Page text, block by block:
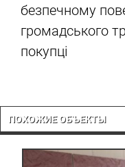
безпечному
громадського
покупці
ПОХОЖИЕ ОБЪЕКТЫ